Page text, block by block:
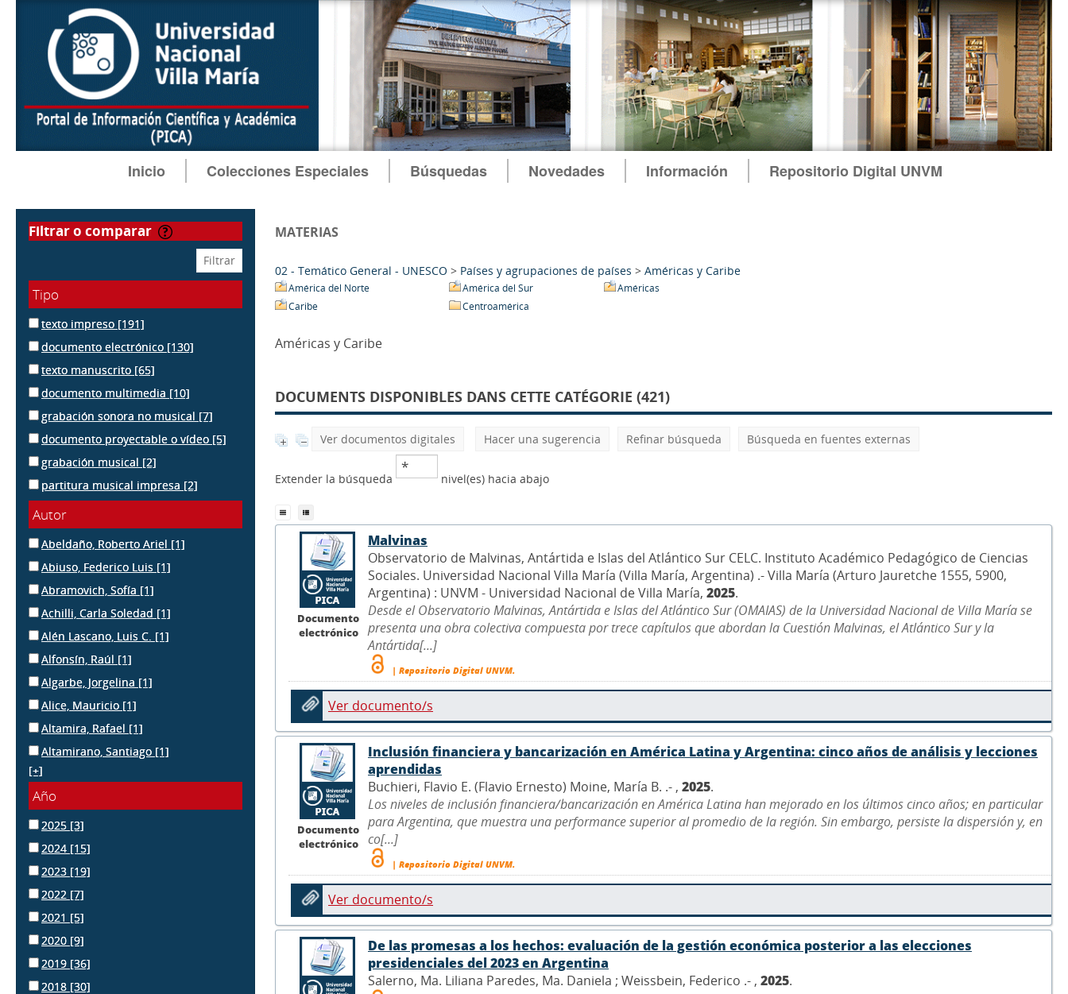
Inicio Colecciones Especiales Búsquedas Novedades Información Repositorio Digital UNVM
filtrar o comparar
Tipo
texto impreso [191]
documento electrónico [130]
texto manuscrito [65]
documento multimedia [10]
grabación sonora no musical [7]
documento proyectable o vídeo [5]
grabación musical [2]
partitura musical impresa [2]
Autor
Abeldaño, Roberto Ariel [1]
Abiuso, Federico Luis [1]
Abramovich, Sofía [1]
Achilli, Carla Soledad [1]
Alén Lascano, Luis C. [1]
Alfonsín, Raúl [1]
Algarbe, Jorgelina [1]
Alice, Mauricio [1]
Altamira, Rafael [1]
Altamirano, Santiago [1]
[+]
Año
2025 [3]
2024 [15]
2023 [19]
2022 [7]
2021 [5]
2020 [9]
2019 [36]
2018 [30]
MATERIAS
02 - Temático General - UNESCO > Países y agrupaciones de países > Américas y Caribe
América del Norte América del Sur
Américas
Caribe
Centroamérica
Américas y Caribe
DOCUMENTS DISPONIBLES DANS CETTE CATÉGORIE (421)
Ver documentos digitales Hacer una sugerencia Refinar búsqueda Búsqueda en fuentes externas
Extender la búsqueda nivel(es) hacia abajo
Documento
electrónico
Malvinas
Observatorio de Malvinas, Antártida e Islas del Atlántico Sur CELC. Instituto Académico Pedagógico de Ciencias
Sociales. Universidad Nacional Villa María (Villa María, Argentina) .- Villa María (Arturo Jauretche 1555, 5900,
Argentina) : UNVM - Universidad Nacional de Villa María, 2025.
Desde el Observatorio Malvinas, Antártida e Islas del Atlántico Sur (OMAIAS) de la Universidad Nacional de Villa María se
presenta una obra colectiva compuesta por trece capítulos que abordan la Cuestión Malvinas, el Atlántico Sur y la
Antártida[...]
| Repositorio Digital UNVM.
Ver documento/s
Documento
electrónico
Inclusión financiera y bancarización en América Latina y Argentina: cinco años de análisis y lecciones
aprendidas
Buchieri, Flavio E. (Flavio Ernesto) Moine, María B. .- , 2025.
Los niveles de inclusión financiera/bancarización en América Latina han mejorado en los últimos cinco años; en particular
para Argentina, que muestra una performance superior al promedio de la región. Sin embargo, persiste la dispersión y, en
co[...]
| Repositorio Digital UNVM.
Ver documento/s
De las promesas a los hechos: evaluación de la gestión económica posterior a las elecciones
presidenciales del 2023 en Argentina
Salerno, Ma. Liliana Paredes, Ma. Daniela ; Weissbein, Federico .- , 2025.